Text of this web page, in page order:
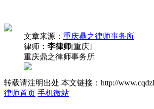
文章来源： 重庆鼎之律师事务所
律师： 李律师[重庆]
重庆鼎之律师事务所
转载请注明出处 本文链接：http://
律师首页 手机微站